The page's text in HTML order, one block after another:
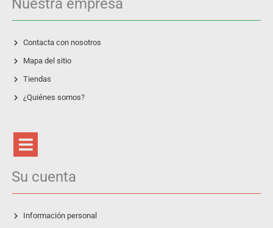
Nuestra empresa
Contacta con nosotros
Mapa del sitio
Tiendas
¿Quiénes somos?
Su cuenta
Información personal